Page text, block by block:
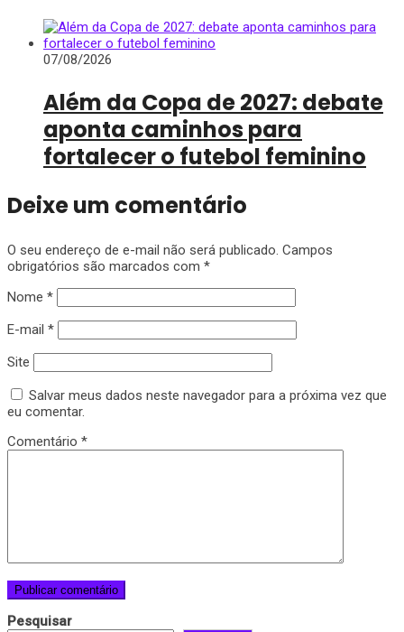
07/08/2026
Além da Copa de 2027: debate
aponta caminhos para
fortalecer o futebol feminino
Deixe um comentário
O seu endereço de e-mail não será publicado. Campos
obrigatórios são marcados com *
Nome *
E-mail *
Site
Salvar meus dados neste navegador para a próxima vez que
eu comentar.
Comentário *
Pesquisar